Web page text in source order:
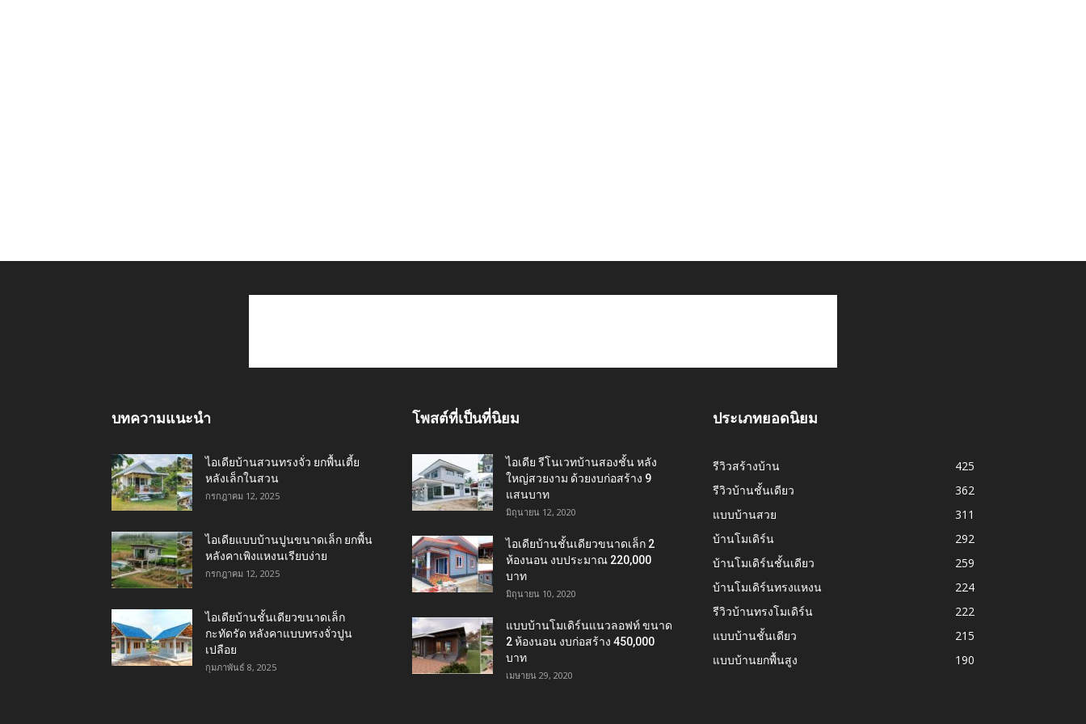
บทความแนะนำ
ไอเดียบ้านสวนทรงจั่ว ยกพื้นเตี้ย
หลังเล็กในสวน
กรกฎาคม 12, 2025
ไอเดียแบบบ้านปูนขนาดเล็ก ยกพื้น
หลังคาเพิงแหงนเรียบง่าย
กรกฎาคม 12, 2025
ไอเดียบ้านชั้นเดียวขนาดเล็ก
กะทัดรัด หลังคาแบบทรงจั่วปูน
เปลือย
กุมภาพันธ์ 8, 2025
โพสต์ที่เป็นที่นิยม
ไอเดีย รีโนเวทบ้านสองชั้น หลัง
ใหญ่สวยงาม ด้วยงบก่อสร้าง 9
แสนบาท
มิถุนายน 12, 2020
ไอเดียบ้านชั้นเดียวขนาดเล็ก 2
ห้องนอน งบประมาณ 220,000
บาท
มิถุนายน 10, 2020
แบบบ้านโมเดิร์นแนวลอฟท์ ขนาด
2 ห้องนอน งบก่อสร้าง 450,000
บาท
เมษายน 29, 2020
ประเภทยอดนิยม
รีวิวสร้างบ้าน
425
รีวิวบ้านชั้นเดียว
362
แบบบ้านสวย
311
บ้านโมเดิร์น
292
บ้านโมเดิร์นชั้นเดียว
259
บ้านโมเดิร์นทรงแหงน
224
รีวิวบ้านทรงโมเดิร์น
222
แบบบ้านชั้นเดียว
215
แบบบ้านยกพื้นสูง
190